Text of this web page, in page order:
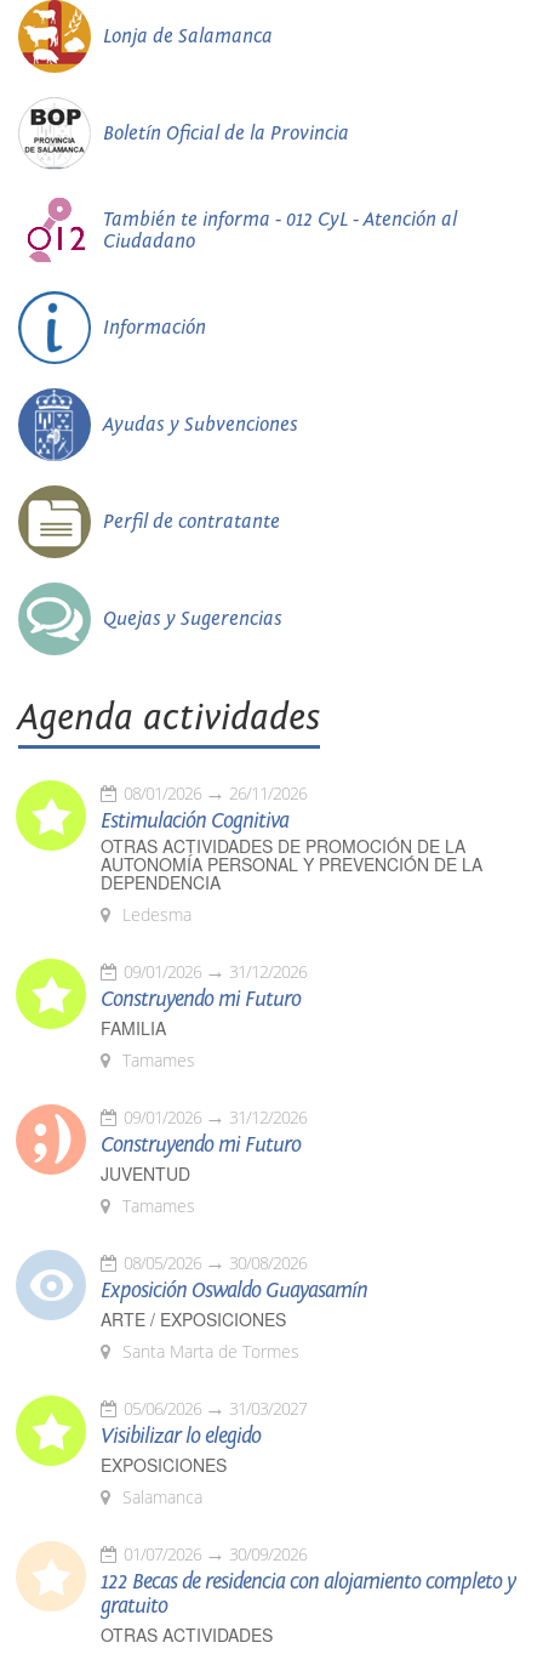
Lonja de Salamanca
Boletín Oficial de la Provincia
También te informa - 012 CyL - Atención al
Ciudadano
Información
Ayudas y Subvenciones
Perfil de contratante
Quejas y Sugerencias
Agenda actividades
08/01/2026 26/11/2026
Estimulación Cognitiva
OTRAS ACTIVIDADES DE PROMOCIÓN DE LA
AUTONOMÍA PERSONAL Y PREVENCIÓN DE LA
DEPENDENCIA
Ledesma
09/01/2026 31/12/2026
Construyendo mi Futuro
FAMILIA
Tamames
09/01/2026 31/12/2026
Construyendo mi Futuro
JUVENTUD
Tamames
08/05/2026 30/08/2026
Exposición Oswaldo Guayasamín
ARTE / EXPOSICIONES
Santa Marta de Tormes
05/06/2026 31/03/2027
Visibilizar lo elegido
EXPOSICIONES
Salamanca
01/07/2026 30/09/2026
122 Becas de residencia con alojamiento completo y
gratuito
OTRAS ACTIVIDADES